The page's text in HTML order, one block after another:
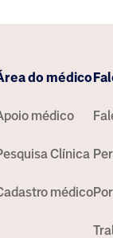
do médico
médico
Clínica
médico